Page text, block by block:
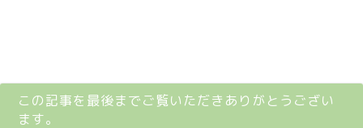
この記事を最後までご覧いただきありがとうござい
ます。